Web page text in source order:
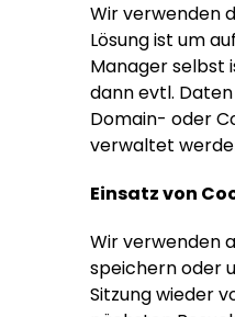
Wir verwenden
Lösung ist um
Manager selbst
dann evtl.
Domain- oder
verwaltet
Einsatz von
Wir verwenden
speichern oder
Sitzung wieder